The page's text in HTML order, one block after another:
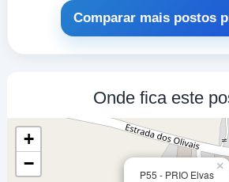
A.S. CAIA
a 12.78 Km
a 12.83 Km
Comparar mais postos
Onde fica este
P55 - PRIO Elvas
×
+
−